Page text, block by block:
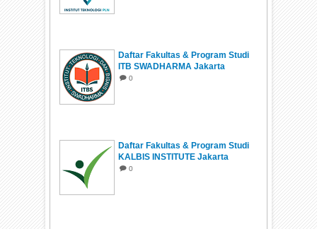
Daftar Fakultas & Program Studi
ITB SWADHARMA Jakarta
0
Daftar Fakultas & Program Studi
KALBIS INSTITUTE Jakarta
0